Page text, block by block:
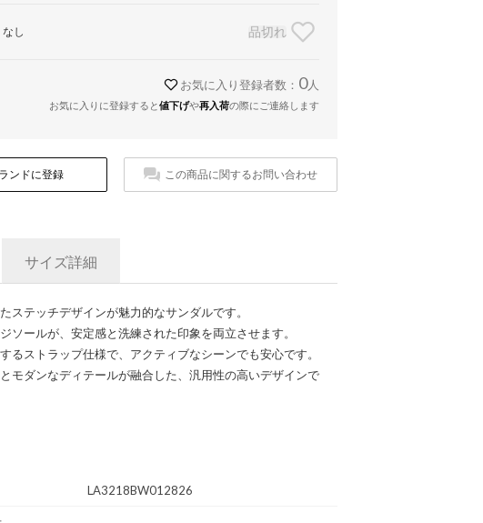
なし 品切れ
お気に入り登録者数： 0人
お気に入りに登録すると値下げや再入荷の際にご連絡します
ンドに登録 この商品に関するお問い合わせ
サイズ詳細
ステッチデザインが魅力的なサンダルです。
ソールが、安定感と洗練された印象を両立させます。
るストラップ仕様で、アクティブなシーンでも安心です。
モダンなディテールが融合した、汎用性の高いデザインで
LA3218BW012826